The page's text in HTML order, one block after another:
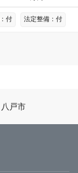
：付 法定整備：付
八戸市